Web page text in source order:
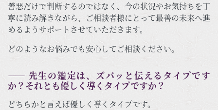
善悪だけで判断するのではなく、今の状況やお気持ちを丁
寧に読み解きながら、ご相談者様にとって最善の未来へ進
めるようサポートさせていただきます。
どのようなお悩みでも安心してご相談ください。
―― 先生の鑑定は、ズバッと伝えるタイプです
か？それとも優しく導くタイプですか？
どちらかと言えば優しく導くタイプです。